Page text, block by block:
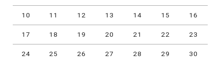
10 11 12 13 14 15 16
17 18 19 20 21 22 23
24 25 26 27 28 29 30